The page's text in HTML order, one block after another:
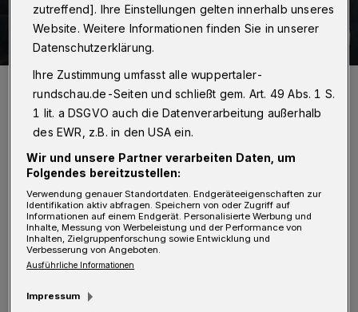
Holger Bramsiepe, Jochen Sandner, Uwe Schneidewind und Jürgen
Mertz (v.l.).
Foto: Christoph Petersen
Von Nina Bossy
A ls sehr arbeitsintensiv beschreibt
die vergangenen Wochen: „Nun haben wir den
zutreffend]. Ihre Einstellungen gelten innerhalb unseres
Website. Weitere Informationen finden Sie in unserer
Datenschutzerklärung.
Ihre Zustimmung umfasst alle wuppertaler-
rundschau.de-Seiten und schließt gem. Art. 49 Abs. 1 S.
1 lit. a DSGVO auch die Datenverarbeitung außerhalb
des EWR, z.B. in den USA ein.
Wir und unsere Partner verarbeiten Daten, um
Folgendes bereitzustellen:
Verwendung genauer Standortdaten. Endgeräteeigenschaften zur
Identifikation aktiv abfragen. Speichern von oder Zugriff auf
Informationen auf einem Endgerät. Personalisierte Werbung und
Inhalte, Messung von Werbeleistung und der Performance von
Inhalten, Zielgruppenforschung sowie Entwicklung und
Verbesserung von Angeboten.
Ausführliche Informationen
Impressum